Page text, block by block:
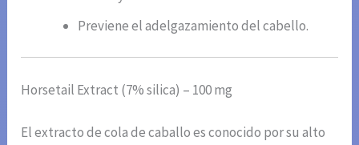
Previene el adelgazamiento del cabello.
Horsetail Extract (7% silica) – 100 mg
El extracto de cola de caballo es conocido por su alto